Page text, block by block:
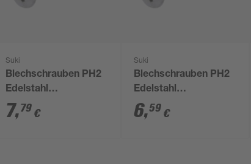
Suki
Blechschrauben PH2
Edelstahl
Linsensenkkopf 4,8 x
19 mm, 50 Stück
7,79 €
Suki
Blechschrauben PH2
Edelstahl
Linsensenkkopf 4,2 x
19 mm, 50 Stück
6,59 €